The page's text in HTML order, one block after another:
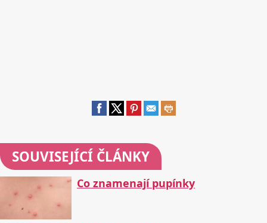
SOUVISEJÍCÍ ČLÁNKY
Co znamenají pupínky